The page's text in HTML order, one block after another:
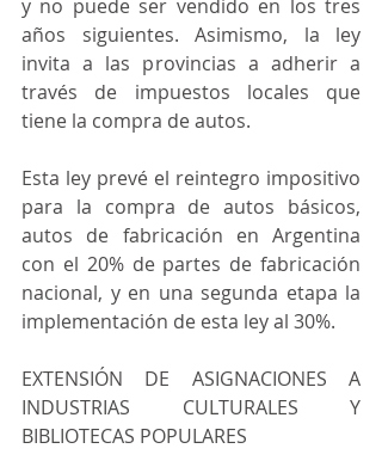
y no puede ser vendido en los tres
años siguientes. Asimismo, la ley
invita a las provincias a adherir a
través de impuestos locales que
tiene la compra de autos.
Esta ley prevé el reintegro impositivo
para la compra de autos básicos,
autos de fabricación en Argentina
con el 20% de partes de fabricación
nacional, y en una segunda etapa la
implementación de esta ley al 30%.
EXTENSIÓN DE ASIGNACIONES A
INDUSTRIAS CULTURALES Y
BIBLIOTECAS POPULARES